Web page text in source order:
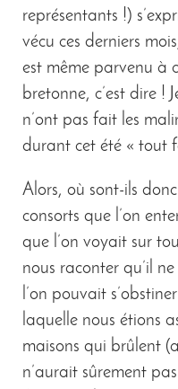
représentants !)
vécu ces derniers
est même parvenu à
bretonne, c’est dire !
n’ont pas fait les
durant cet été « tout
Alors, où sont-ils
consorts que l’on
que l’on voyait sur
nous raconter qu’il
l’on pouvait
laquelle nous étions
maisons qui brûlent
n’aurait sûrement